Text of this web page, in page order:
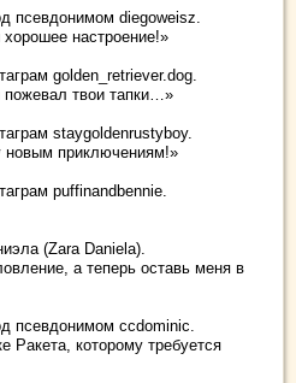
псевдонимом diegoweisz.
настроение!»
golden_retriever.dog.
твои тапки…»
staygoldenrustyboy.
новым приключениям!»
puffinandbennie.
(Zara Daniela).
а теперь оставь меня в
псевдонимом ccdominic.
Ракета, которому требуется